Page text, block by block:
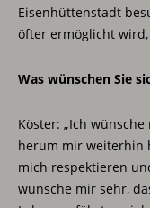
Eisenhüttenstadt
öfter ermöglicht
Was wünschen Sie
Köster: „Ich
herum mir weiterhin
mich respektieren
wünsche mir sehr,